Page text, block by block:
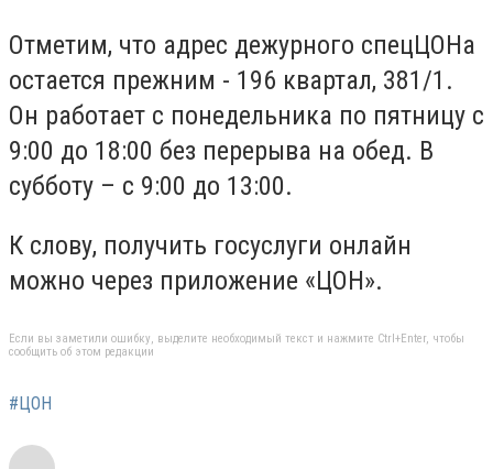
Отметим, что адрес дежурного спецЦОНа
остается прежним - 196 квартал, 381/1.
Он работает с понедельника по пятницу с
9:00 до 18:00 без перерыва на обед. В
субботу – с 9:00 до 13:00.
К слову, получить госуслуги онлайн
можно через приложение «ЦОН».
Если вы заметили ошибку, выделите необходимый текст и нажмите Ctrl+Enter, чтобы
сообщить об этом редакции
#ЦОН